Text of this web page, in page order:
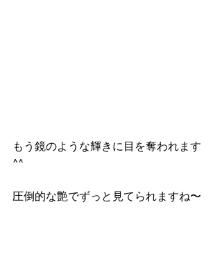
もう鏡のような輝きに目を奪われます
^^
圧倒的な艶でずっと見てられますね〜